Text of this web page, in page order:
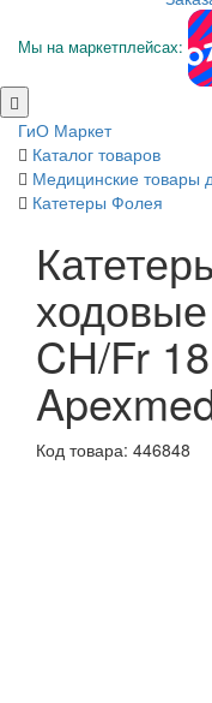
Мы на маркетплейсах:
ГиО Маркет
Каталог товаров
Медицинские товары
Катетеры Фолея
CH/Fr
Код товара: 446848